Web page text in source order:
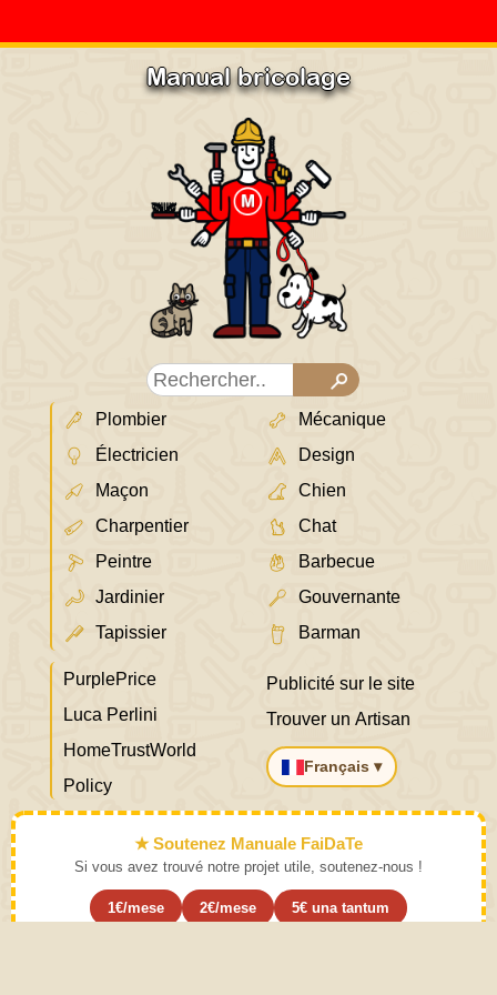
Manual bricolage
Plombier
Électricien
Maçon
Charpentier
Peintre
Jardinier
Tapissier
Mécanique
Design
Chien
Chat
Barbecue
Gouvernante
Barman
PurplePrice
Luca Perlini
HomeTrustWorld
Policy
Publicité sur le site
Trouver un Artisan
Français ▾
★ Soutenez Manuale FaiDaTe
Si vous avez trouvé notre projet utile, soutenez-nous !
1€/mese 2€/mese 5€ una tantum